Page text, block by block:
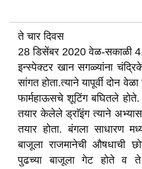
ते चार दिवस
28 डिसेंबर 2020 वेळ-सकाळी
इन्स्पेक्टर खान सगळ्यांना
सांगत होता.त्याने यापूर्वी दोन
फार्महाऊसचे शूटिंग बघितले
तयार केलेले ड्राॅइंग त्याने
तयार होता. बंगला साधारण
बाजूला राजमानेची औषधाची
पुढच्या बाजूला गेट होते व